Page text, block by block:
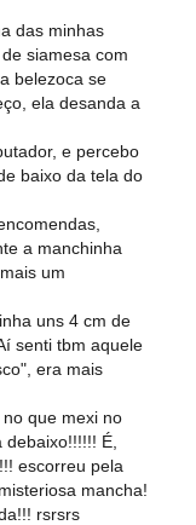
das minhas
siamesa com
belezoca se
ela desanda a
e percebo
baixo da tela do
a manchinha
um
uns 4 cm de
senti tbm aquele
era mais
que mexi no
É,
escorreu pela
mancha!
rsrsrs